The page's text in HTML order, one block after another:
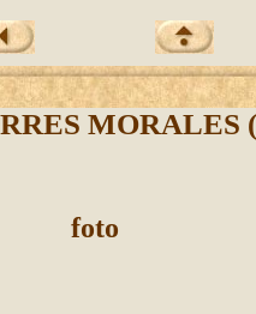
MORALES
foto